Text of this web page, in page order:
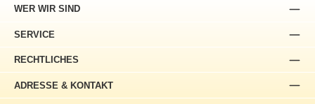
ADRESSE & KONTAKT
WER WIR SIND
SERVICE
RECHTLICHES